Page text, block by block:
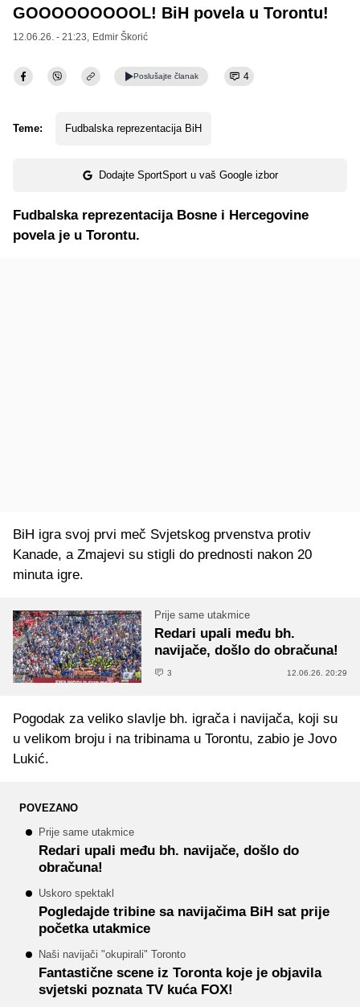
GOOOOOOOOOL! BiH povela u Torontu!
12.06.26. - 21:23, Edmir Škorić
Poslušajte članak 4
Teme: Fudbalska reprezentacija BiH
Dodajte SportSport u vaš Google izbor
Fudbalska reprezentacija Bosne i Hercegovine
povela je u Torontu.
BiH igra svoj prvi meč Svjetskog prvenstva protiv
Kanade, a Zmajevi su stigli do prednosti nakon 20
minuta igre.
Prije same utakmice
Redari upali među bh.
navijače, došlo do obračuna!
3 12.06.26. 20:29
Pogodak za veliko slavlje bh. igrača i navijača, koji su
u velikom broju i na tribinama u Torontu, zabio je Jovo
Lukić.
POVEZANO
Prije same utakmice
Redari upali među bh. navijače, došlo do
obračuna!
Uskoro spektakl
Pogledajde tribine sa navijačima BiH sat prije
početka utakmice
Naši navijači "okupirali" Toronto
Fantastične scene iz Toronta koje je objavila
svjetski poznata TV kuća FOX!